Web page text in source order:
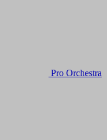
Pro Orchestra